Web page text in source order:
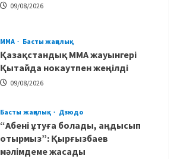
09/08/2026
MMA Басты жаңалық
Қазақстандық MMA жауынгері
Қытайда нокаутпен жеңілді
09/08/2026
Басты жаңалық Дзюдо
“Абені ұтуға болады, аңдысып
отырмыз”: Қырғызбаев
мәлімдеме жасады